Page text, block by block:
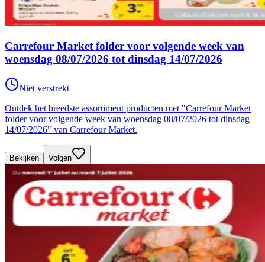
Carrefour Market folder voor volgende week van
woensdag 08/07/2026 tot dinsdag 14/07/2026
Niet verstrekt
Ontdek het breedste assortiment producten met "Carrefour Market
folder voor volgende week van woensdag 08/07/2026 tot dinsdag
14/07/2026" van Carrefour Market.
Bekijken Volgen